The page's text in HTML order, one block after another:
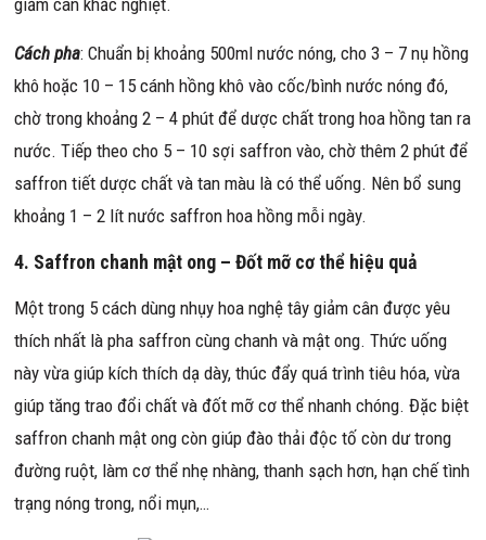
giảm cân khắc nghiệt.
Cách pha: Chuẩn bị khoảng 500ml nước nóng, cho 3 – 7 nụ hồng
khô hoặc 10 – 15 cánh hồng khô vào cốc/bình nước nóng đó,
chờ trong khoảng 2 – 4 phút để dược chất trong hoa hồng tan ra
nước. Tiếp theo cho 5 – 10 sợi saffron vào, chờ thêm 2 phút để
saffron tiết dược chất và tan màu là có thể uống. Nên bổ sung
khoảng 1 – 2 lít nước saffron hoa hồng mỗi ngày.
4. Saffron chanh mật ong – Đốt mỡ cơ thể hiệu quả
Một trong 5 cách dùng nhụy hoa nghệ tây giảm cân được yêu
thích nhất là pha saffron cùng chanh và mật ong. Thức uống
này vừa giúp kích thích dạ dày, thúc đẩy quá trình tiêu hóa, vừa
giúp tăng trao đổi chất và đốt mỡ cơ thể nhanh chóng. Đặc biệt
saffron chanh mật ong còn giúp đào thải độc tố còn dư trong
đường ruột, làm cơ thể nhẹ nhàng, thanh sạch hơn, hạn chế tình
trạng nóng trong, nổi mụn,…